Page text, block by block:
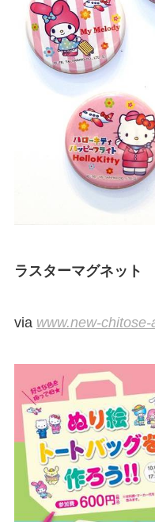
ラスターマグネット
via www.new-